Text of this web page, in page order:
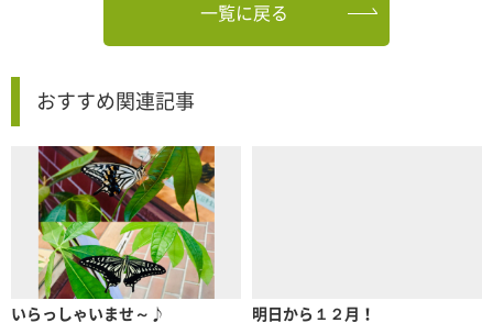
一覧に戻る
おすすめ関連記事
いらっしゃいませ～♪ 明日から１２月！